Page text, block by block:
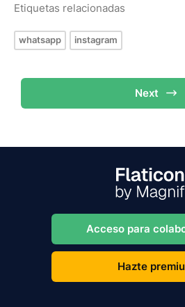
Etiquetas relacionadas
whatsapp instagram
Next
Acceso para
Hazte